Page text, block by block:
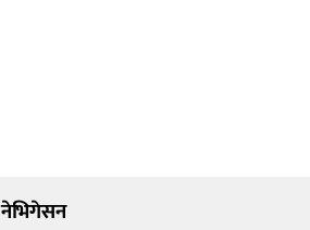
नेभिगेसन